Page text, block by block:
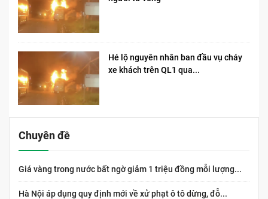
Hé lộ nguyên nhân ban đầu vụ cháy
xe khách trên QL1 qua...
Chuyên đề
Giá vàng trong nước bất ngờ giảm 1 triệu đồng mỗi lượng...
Hà Nội áp dụng quy định mới về xử phạt ô tô dừng, đỗ...